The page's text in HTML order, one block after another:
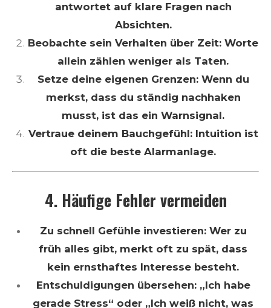
antwortet auf klare Fragen nach
Absichten.
Beobachte sein Verhalten über Zeit: Worte
allein zählen weniger als Taten.
Setze deine eigenen Grenzen: Wenn du
merkst, dass du ständig nachhaken
musst, ist das ein Warnsignal.
Vertraue deinem Bauchgefühl: Intuition ist
oft die beste Alarmanlage.
4. Häufige Fehler vermeiden
Zu schnell Gefühle investieren: Wer zu
früh alles gibt, merkt oft zu spät, dass
kein ernsthaftes Interesse besteht.
Entschuldigungen übersehen: „Ich habe
gerade Stress“ oder „Ich weiß nicht, was